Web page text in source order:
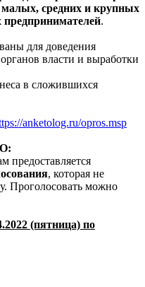
малых, средних и крупных
.
для доведения
власти и выработки
в сложившихся
anketolog.ru/opros.msp
, которая не
Проголосовать можно
(пятница) по